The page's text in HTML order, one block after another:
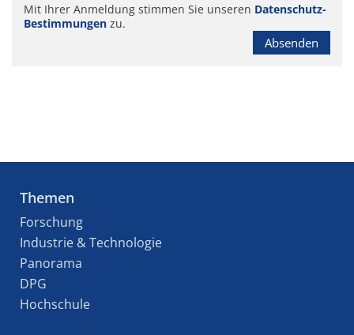
Mit Ihrer Anmeldung stimmen Sie unseren Datenschutz-
Bestimmungen zu.
Absenden
Themen
Forschung
Industrie & Technologie
Panorama
DPG
Hochschule